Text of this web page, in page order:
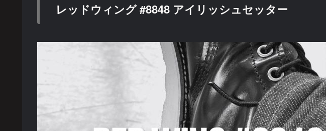
レッドウィング #8848 アイリッシュセッター